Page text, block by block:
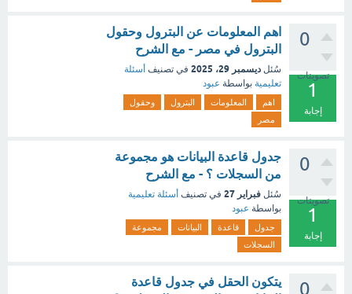
0
تصويتات
1
إجابة
اهم المعلومات عن البترول وحقول
البترول في مصر - مع الشرح
سُئل ديسمبر 29، 2025 في تصنيف أسئلة
تعليمية بواسطة عبود
اهم المعلومات البترول
وحقول
مصر
0
تصويتات
1
إجابة
جدول قاعدة البيانات هو مجموعة
من السجلات ؟ - مع الشرح
سُئل فبراير 27 في تصنيف أسئلة تعليمية
بواسطة عبود
جدول قاعدة البيانات
مجموعة
السجلات
0
يتكون الحقل في جدول قاعدة